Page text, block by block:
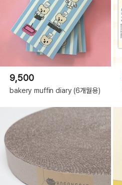
9,500
bakery muffin diary (6개월용)